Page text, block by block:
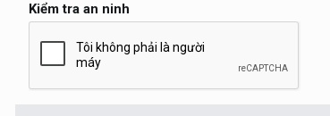
Kiểm tra an ninh